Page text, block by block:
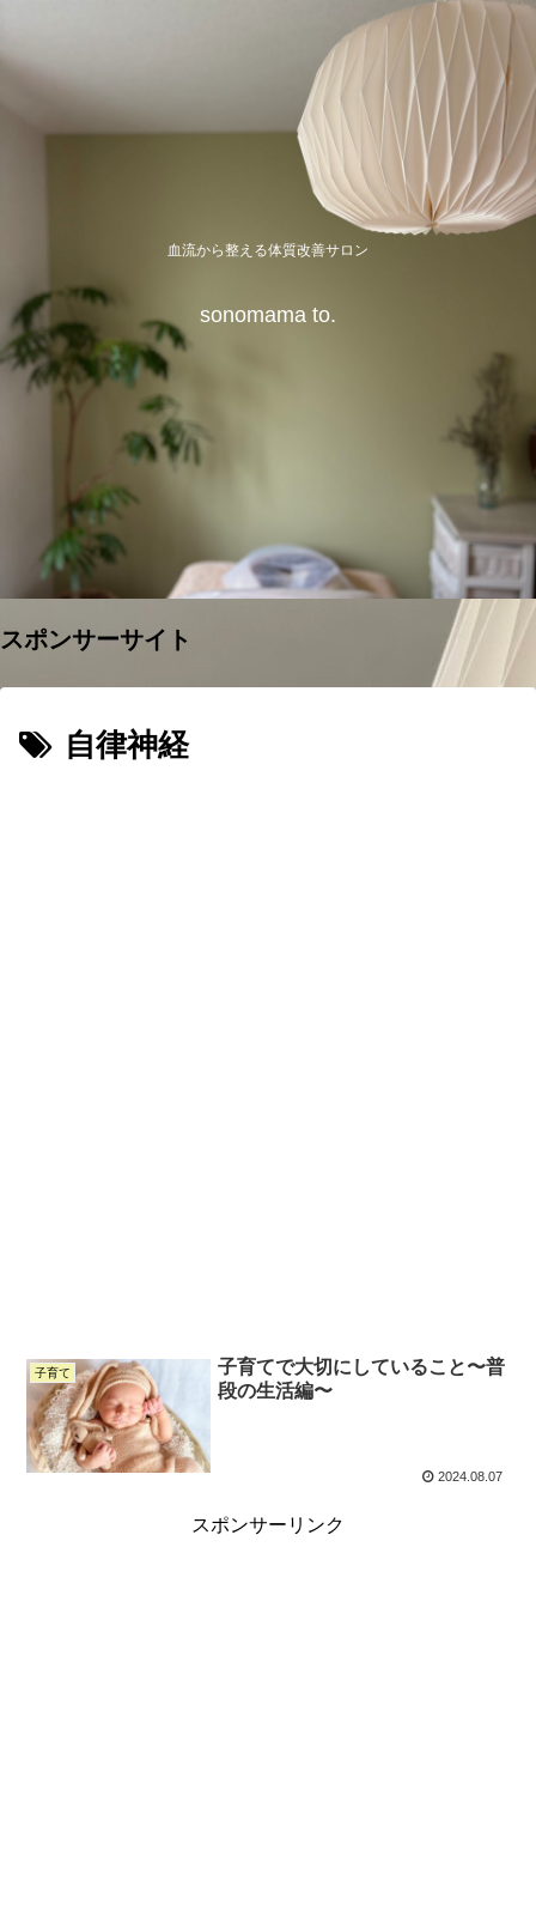
血流から整える体質改善サロン
sonomama to.
スポンサーサイト
自律神経
子育て
子育てで大切にしていること〜普
段の生活編〜
2024.08.07
スポンサーリンク